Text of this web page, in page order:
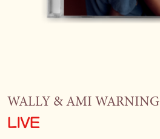
WALLY & AMI WARNING
LIVE